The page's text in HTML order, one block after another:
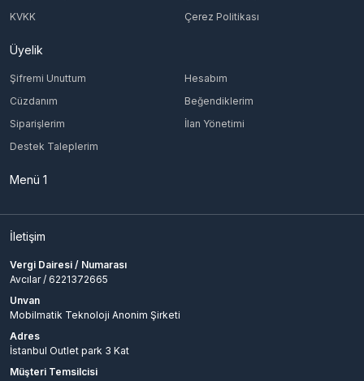
KVKK
Çerez Politikası
Üyelik
Şifremi Unuttum
Hesabım
Cüzdanım
Beğendiklerim
Siparişlerim
İlan Yönetimi
Destek Taleplerim
Menü 1
İletişim
Vergi Dairesi / Numarası
Avcılar / 6221372665
Unvan
Mobilmatik Teknoloji Anonim Şirketi
Adres
İstanbul Outlet park 3 Kat
Müşteri Temsilcisi